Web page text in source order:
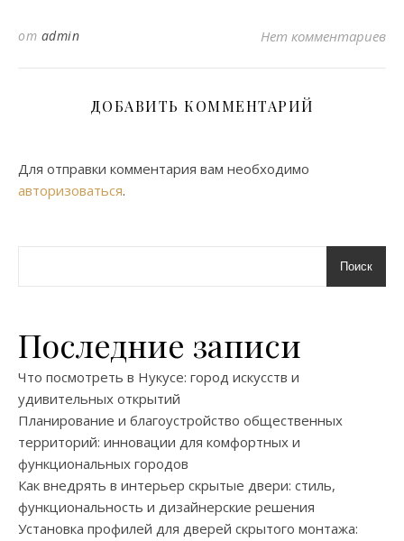
от admin Нет комментариев
ДОБАВИТЬ КОММЕНТАРИЙ
Для отправки комментария вам необходимо
авторизоваться.
Поиск
Последние записи
Что посмотреть в Нукусе: город искусств и
удивительных открытий
Планирование и благоустройство общественных
территорий: инновации для комфортных и
функциональных городов
Как внедрять в интерьер скрытые двери: стиль,
функциональность и дизайнерские решения
Установка профилей для дверей скрытого монтажа: